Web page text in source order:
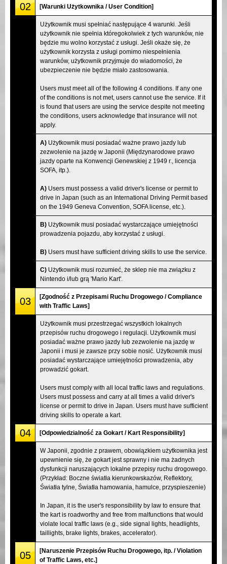
02 [Warunki Użytkownika / User Condition]
Użytkownik musi spełniać następujące 4 warunki. Jeśli
użytkownik nie spełnia któregokolwiek z tych warunków, nie
będzie mu wolno korzystać z usługi. Jeśli okaże się, że
użytkownik korzysta z usługi pomimo niespełnienia
warunków, użytkownik przyjmuje do wiadomości, że
ubezpieczenie nie będzie miało zastosowania.
Users must meet all of the following 4 conditions. If any one
of the conditions is not met, users cannot use the service. If it
is found that users are using the service despite not meeting
the conditions, users acknowledge that insurance will not
apply.
A) Użytkownik musi posiadać ważne prawo jazdy lub
zezwolenie na jazdę w Japonii (Międzynarodowe prawo
jazdy oparte na Konwencji Genewskiej z 1949 r., licencja
SOFA, itp.).
A) Users must possess a valid driver's license or permit to
drive in Japan (such as an International Driving Permit based
on the 1949 Geneva Convention, SOFA license, etc.).
B) Użytkownik musi posiadać wystarczające umiejętności
prowadzenia pojazdu, aby korzystać z usługi.
B) Users must have sufficient driving skills to use the service.
C) Użytkownik musi rozumieć, że sklep nie ma związku z
Nintendo i/lub grą 'Mario Kart'.
03
[Zgodność z Przepisami Ruchu Drogowego / Compliance
with Traffic Laws]
Użytkownik musi przestrzegać wszystkich lokalnych
przepisów ruchu drogowego i regulacji. Użytkownik musi
posiadać ważne prawo jazdy lub zezwolenie na jazdę w
Japonii i musi je zawsze przy sobie nosić. Użytkownik musi
posiadać wystarczające umiejętności prowadzenia, aby
prowadzić gokart.
Users must comply with all local traffic laws and regulations.
Users must possess and carry at all times a valid driver's
license or permit to drive in Japan. Users must have sufficient
driving skills to operate a kart.
04 [Odpowiedzialność za Gokart / Kart Responsibility]
W Japonii, zgodnie z prawem, obowiązkiem użytkownika jest
upewnienie się, że gokart jest sprawny i nie ma żadnych
dysfunkcji naruszających lokalne przepisy ruchu drogowego.
(Przykład: Boczne światła kierunkowskazów, Reflektory,
Światła tylne, Światła hamowania, hamulce, przyspieszenie)
In Japan, it is the user's responsibility by law to ensure that
the kart is roadworthy and free from malfunctions that would
violate local traffic laws (e.g., side signal lights, headlights,
taillights, brake lights, brakes, accelerator).
05
[Naruszenie Przepisów Ruchu Drogowego, itp. / Violation
of Traffic Laws, etc.]